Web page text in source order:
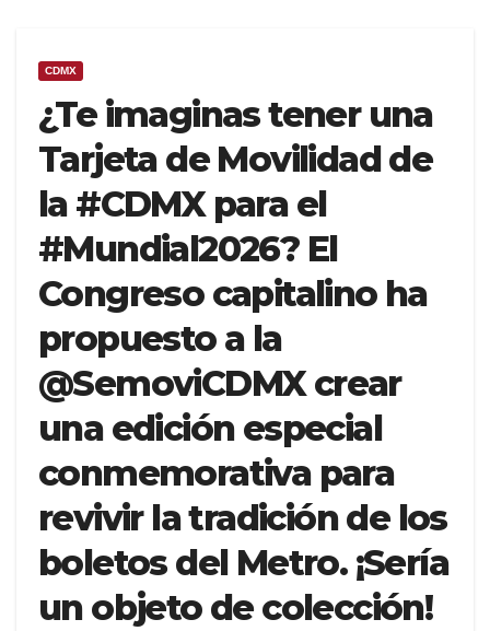
CDMX
¿Te imaginas tener una
Tarjeta de Movilidad de
la #CDMX para el
#Mundial2026? El
Congreso capitalino ha
propuesto a la
@SemoviCDMX crear
una edición especial
conmemorativa para
revivir la tradición de los
boletos del Metro. ¡Sería
un objeto de colección!